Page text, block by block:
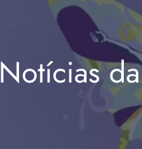
Notícias